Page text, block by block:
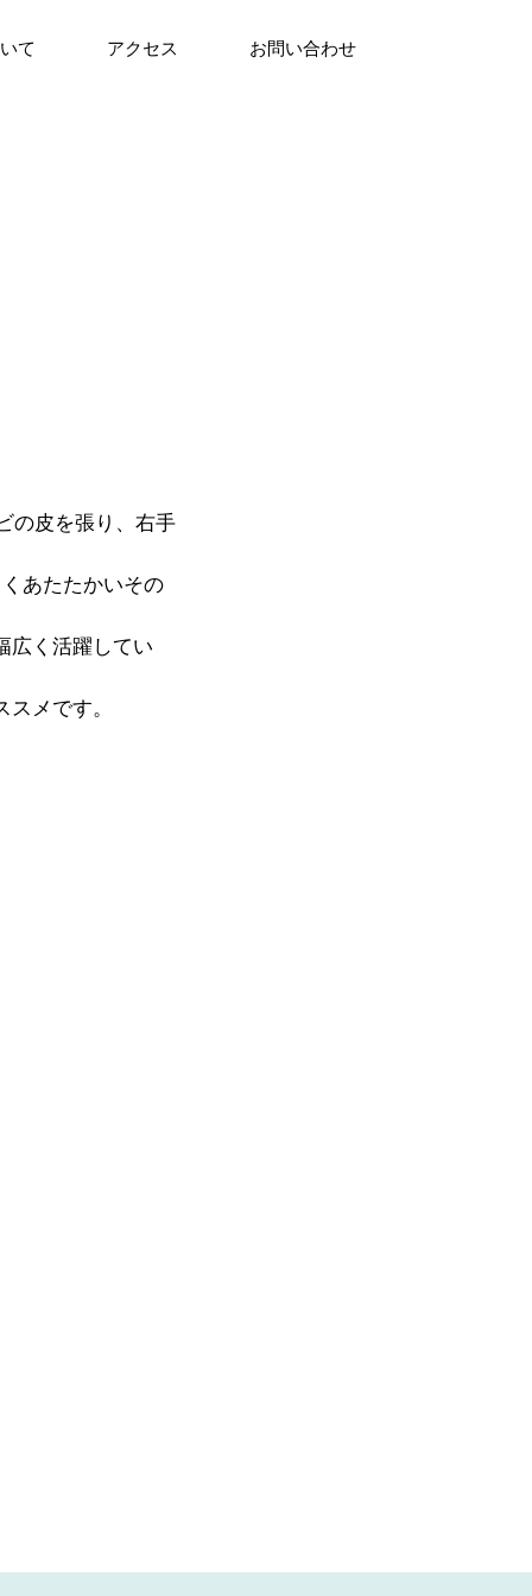
て アクセス お問い合わせ
の皮を張り、右手
あたたかいその
広く活躍してい
メです。